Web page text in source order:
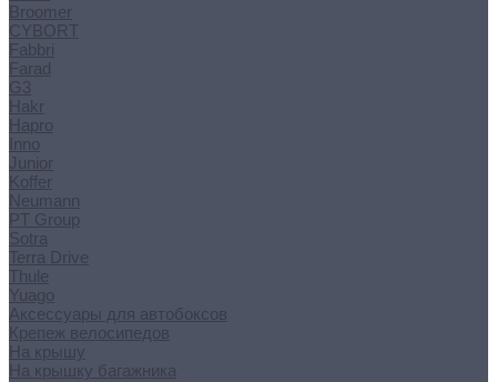
Broomer
CYBORT
Fabbri
Farad
G3
Hakr
Hapro
Inno
Junior
Koffer
Neumann
PT Group
Sotra
Terra Drive
Thule
Yuago
Аксессуары для автобоксов
Крепеж велосипедов
На крышу
На крышку багажника